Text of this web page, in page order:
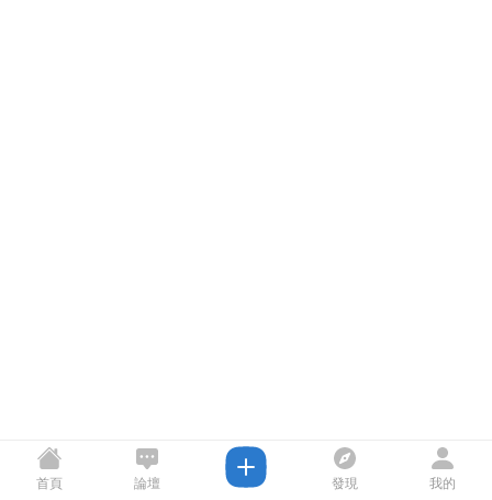
首頁 論壇 發現 我的